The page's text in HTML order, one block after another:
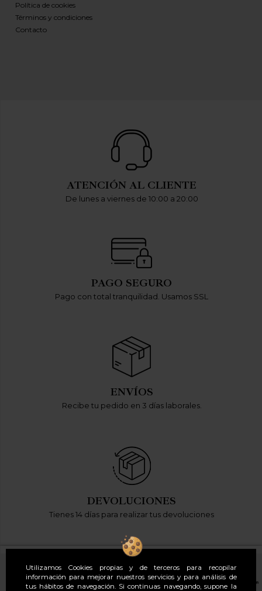
Utilizamos Cookies propias y de terceros para recopilar
información para mejorar nuestros servicios y para análisis de
tus hábitos de navegación. Si continuas navegando, supone la
Política de cookies
Términos y condiciones
Contacto
ATENCIÓN AL CLIENTE
De lunes a viernes de 10:00 a 20:00
PAGO SEGURO
Pago con total tranquilidad. Usamos SSL
ENVÍOS
Recibe tu pedido en 3 días laborales.
DEVOLUCIONES
Tienes 14 días para realizar tus devoluciones